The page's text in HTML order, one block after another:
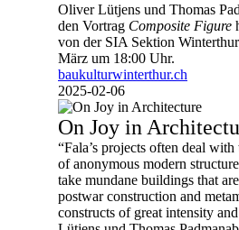
Oliver Lütjens und Thomas
den Vortrag Composite Figure
von der SIA Sektion
März um 18:00 Uhr.
baukulturwinterthur.ch
2025-02-06
On Joy in
“Fala’s projects often deal
of anonymous modern
take mundane buildings that
postwar construction and
constructs of great intensity